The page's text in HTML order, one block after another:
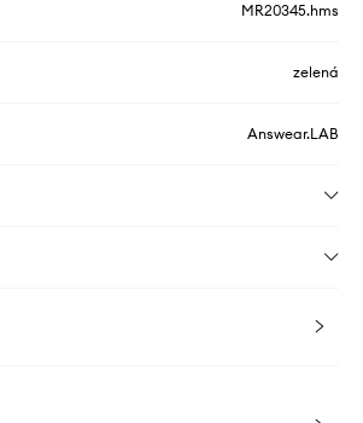
MR20345.hms
zelená
Answear.LAB